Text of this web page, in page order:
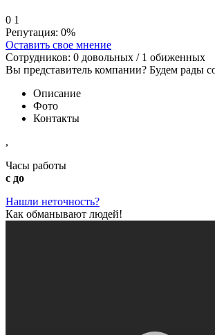
0 1
Репутация: 0%
Оставить свое мнение
Сотрудников: 0 довольных / 1 обиженных
Вы представитель компании? Будем рады
Описание
Фото
Контакты
,
Часы работы
с до
Нашли неточность?
Как обманывают людей!